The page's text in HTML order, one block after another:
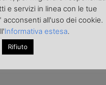
e servizi in linea con le tue
all'uso dei cookie.
Informativa estesa.
Rifiuto